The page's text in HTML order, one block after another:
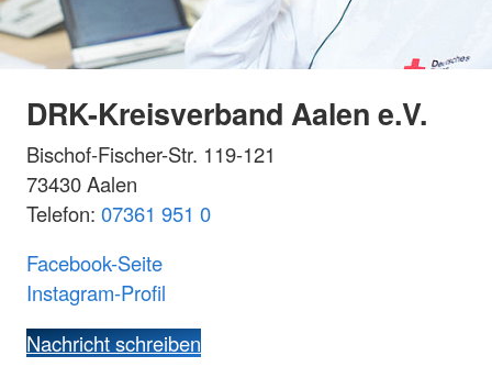
DRK-Kreisverband Aalen e.V.
Bischof-Fischer-Str. 119-121
73430 Aalen
Telefon: 07361 951 0
Facebook-Seite
Instagram-Profil
Nachricht schreiben